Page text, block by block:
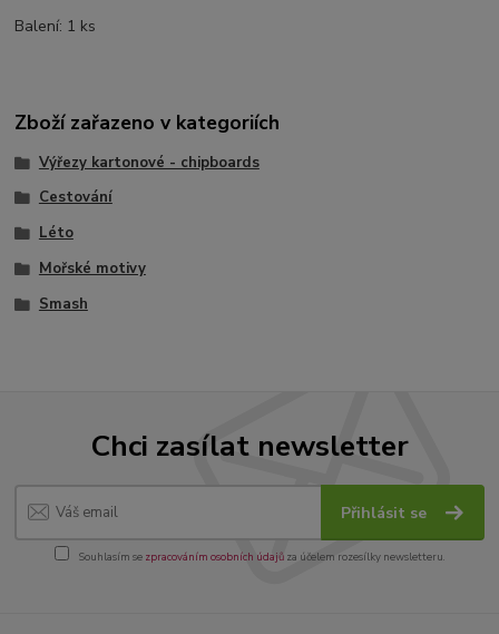
Balení: 1 ks
Zboží zařazeno v kategoriích
Výřezy kartonové - chipboards
Cestování
Léto
Mořské motivy
Smash
Chci zasílat newsletter
Přihlásit se
Souhlasím se zpracováním osobních údajůza účelem rozesílky newsletteru.